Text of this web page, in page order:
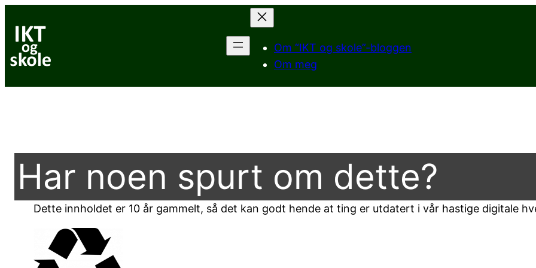
innhold
Om “IKT og skole”-bloggen
Om meg
Har noen spurt om dette?
Dette innholdet er 10 år gammelt, så det kan godt hende at ting er utdatert i vår hastige digitale